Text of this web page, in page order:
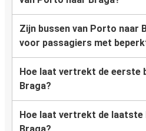
Zijn bussen van Porto naar
voor passagiers met
Hoe laat vertrekt de eerste
Braga?
Hoe laat vertrekt de laatste